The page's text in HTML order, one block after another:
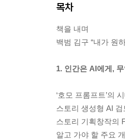
목차
책을 내며
백범 김구 “내가 원
1. 인간은 AI에게,
‘호모 프롬프트’의
스토리 생성형 AI 검
스토리 기획창작의
알고 가야 할 주요